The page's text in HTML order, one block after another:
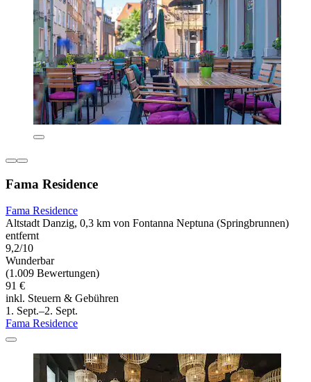
Fama Residence
Fama Residence
Altstadt Danzig, 0,3 km von Fontanna Neptuna (Springbrunnen)
entfernt
9,2/10
Wunderbar
(1.009 Bewertungen)
91 €
inkl. Steuern & Gebühren
1. Sept.–2. Sept.
Fama Residence